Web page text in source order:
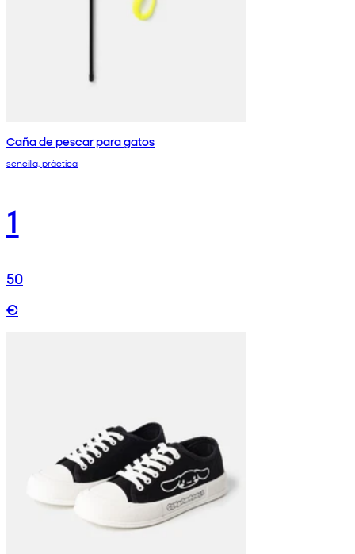
Caña de pescar para gatos
sencilla, práctica
1
50
€